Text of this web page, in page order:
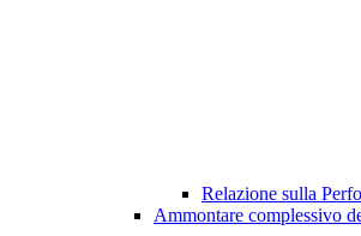
Relazione sulla
Ammontare complessivo